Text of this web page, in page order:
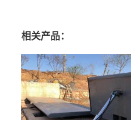
相关产品：